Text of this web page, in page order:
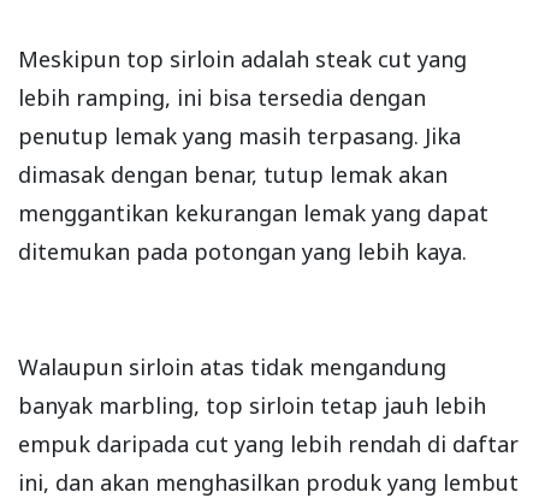
Meskipun top sirloin adalah steak cut yang
lebih ramping, ini bisa tersedia dengan
penutup lemak yang masih terpasang. Jika
dimasak dengan benar, tutup lemak akan
menggantikan kekurangan lemak yang dapat
ditemukan pada potongan yang lebih kaya.
Walaupun sirloin atas tidak mengandung
banyak marbling, top sirloin tetap jauh lebih
empuk daripada cut yang lebih rendah di daftar
ini, dan akan menghasilkan produk yang lembut